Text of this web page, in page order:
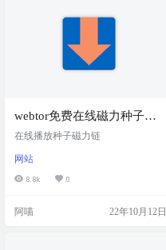
webtor免费在线磁力种子下
载播放DOWNLOAD AND
在线播放种子磁力链
网站
8.8k 0
阿喵 22年10月12日